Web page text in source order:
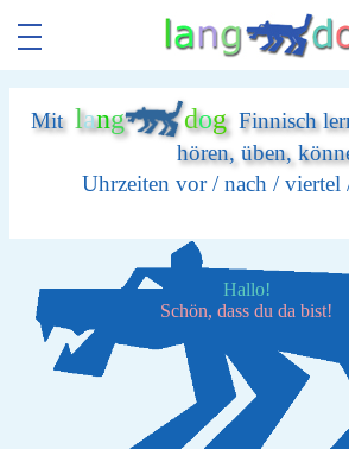
Mit lang dogFinnisch
hören, üben,
Uhrzeiten vor / nach / viertel
Hallo!
Schön, dass du da bist!